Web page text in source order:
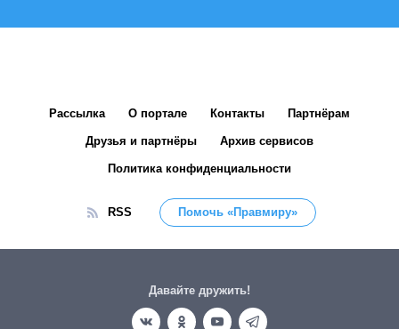
Рассылка О портале Контакты Партнёрам
Друзья и партнёры Архив сервисов
Политика конфиденциальности
RSS Помочь «Правмиру»
Давайте дружить!